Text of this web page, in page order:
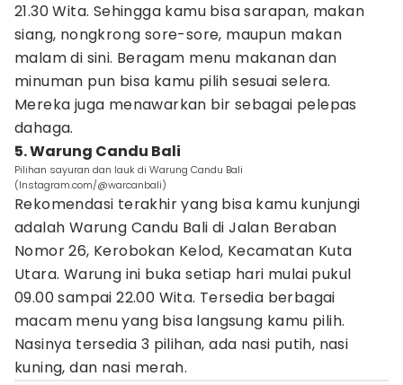
21.30 Wita. Sehingga kamu bisa sarapan, makan
siang, nongkrong sore-sore, maupun makan
malam di sini. Beragam menu makanan dan
minuman pun bisa kamu pilih sesuai selera.
Mereka juga menawarkan bir sebagai pelepas
dahaga.
5. Warung Candu Bali
Pilihan sayuran dan lauk di Warung Candu Bali
(Instagram.com/@warcanbali)
Rekomendasi terakhir yang bisa kamu kunjungi
adalah Warung Candu Bali di Jalan Beraban
Nomor 26, Kerobokan Kelod, Kecamatan Kuta
Utara. Warung ini buka setiap hari mulai pukul
09.00 sampai 22.00 Wita. Tersedia berbagai
macam menu yang bisa langsung kamu pilih.
Nasinya tersedia 3 pilihan, ada nasi putih, nasi
kuning, dan nasi merah.